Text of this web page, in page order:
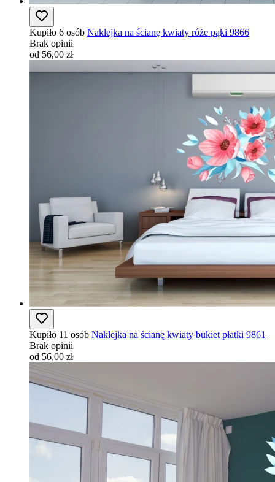
Kupiło 6 osób Naklejka na ścianę kwiaty róże pąki 9866
Brak opinii
od 56,00 zł
Kupiło 11 osób Naklejka na ścianę kwiaty bukiet płatki 9861
Brak opinii
od 56,00 zł